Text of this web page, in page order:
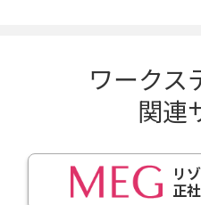
ワークス
関連
リ
正